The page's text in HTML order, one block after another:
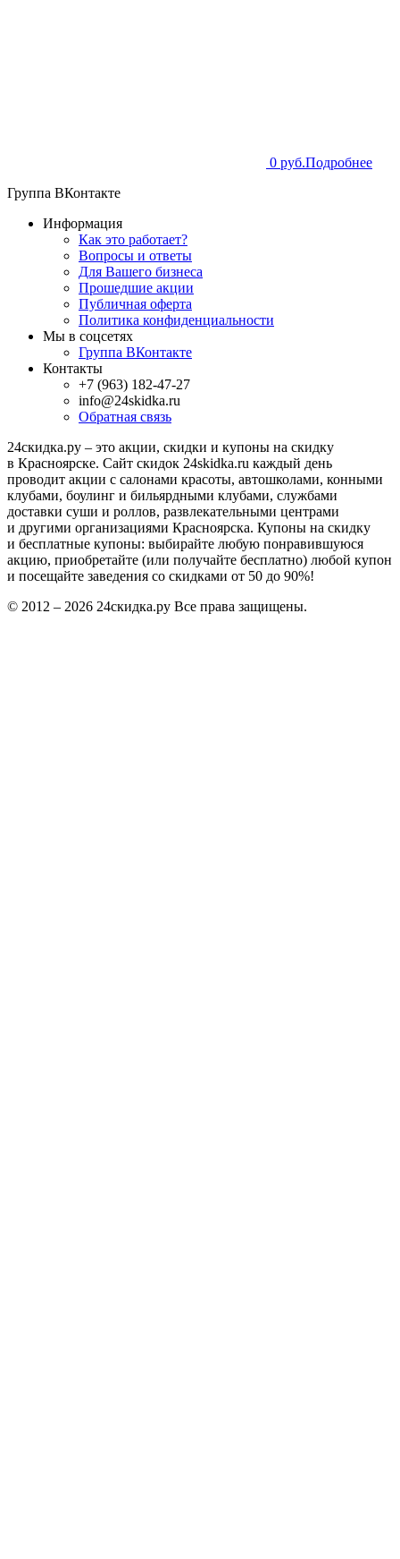
0 руб.Подробнее
Группа ВКонтакте
Информация
Как это работает?
Вопросы и ответы
Для Вашего бизнеса
Прошедшие акции
Публичная оферта
Политика конфиденциальности
Мы в соцсетях
Группа ВКонтакте
Контакты
+7 (963) 182-47-27
info@24skidka.ru
Обратная связь
24скидка.ру – это акции, скидки и купоны на скидку
в Красноярске. Сайт скидок 24skidka.ru каждый день
проводит акции с салонами красоты, автошколами, конными
клубами, боулинг и бильярдными клубами, службами
доставки суши и роллов, развлекательными центрами
и другими организациями Красноярска. Купоны на скидку
и бесплатные купоны: выбирайте любую понравившуюся
акцию, приобретайте (или получайте бесплатно) любой купон
и посещайте заведения со скидками от 50 до 90%!
© 2012 – 2026 24скидка.ру Все права защищены.